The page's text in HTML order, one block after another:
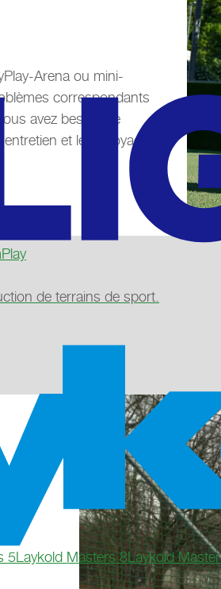
de terrains de sport.
5Laykold Masters 8Laykold
Arena ou mini-
correspondants
avez besoin de
et le nettoyage